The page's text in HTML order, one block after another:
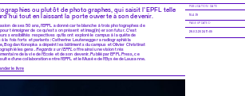
ou plutôt de photographes, qui saisit l’EPFL telle
tout en laissant la porte ouverte à son devenir.
de ses 50 ans, l’EPFL a donné carte blanche à trois photographes de
témoigner de ce qu’est son présent et imag(in)er son futur. C’est
sensibilités respectives qu’ils ont exploré le campus à la quête de
à la fois forts et parlants: Catherine Leutenegger a radiographié la
Bogdan Konopka a dépeint les bâtiments du campus et Olivier Christinat
les gens.Regards sur l’EPFLoffre ainsi une vision très
de la vie de l’École et de son devenir. Publié par EPFL Press, ce
d’une collaboration entre l’EPFL et le Musée de l’Elysée de Lausanne.
le livre
PUBLICATION DATE
10.4.19
PAGE UPDATED
28.02.2024 11:05